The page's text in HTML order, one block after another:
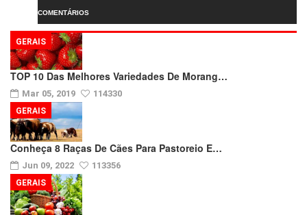
COMENTÁRIOS
TOP 10 Das Melhores Variedades De Morang…
Mar 05, 2019 114330
GERAIS
Conheça 8 Raças De Cães Para Pastoreio E…
Jun 09, 2022 113356
GERAIS
GERAIS